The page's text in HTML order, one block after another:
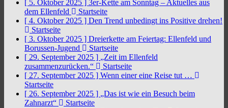
[ 5. Oktober 2025 ] 3er-Kette am Sonntag – Aktuelles aus
dem Ellenfeld
Startseite
[ 4. Oktober 2025 ] Den Trend unbedingt ins Positive drehen!
Startseite
[ 3. Oktober 2025 ] Dreierkette am Feiertag: Ellenfeld und
Borussen-Jugend
Startseite
[ 29. September 2025 ] „Zeit im Ellenfeld
zusammenzurücken.“
Startseite
[ 27. September 2025 ] Wenn einer eine Reise tut …
Startseite
[ 26. September 2025 ] „Das ist wie ein Besuch beim
Zahnarzt“
Startseite